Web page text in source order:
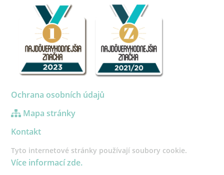
Ochrana osobních údajů
Mapa stránky
Kontakt
Tyto internetové stránky používají soubory cookie.
Více informací zde.